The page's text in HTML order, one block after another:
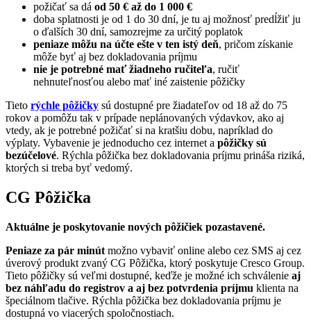
požičať sa dá od 50 € až do 1 000 €
doba splatnosti je od 1 do 30 dní, je tu aj možnosť predĺžiť ju
o ďalších 30 dní, samozrejme za určitý poplatok
peniaze môžu na účte ešte v ten istý deň, pričom získanie
môže byť aj bez dokladovania príjmu
nie je potrebné mať žiadneho ručiteľa, ručiť
nehnuteľnosťou alebo mať iné zaistenie pôžičky
Tieto rýchle pôžičky sú dostupné pre žiadateľov od 18 až do 75
rokov a pomôžu tak v prípade neplánovaných výdavkov, ako aj
vtedy, ak je potrebné požičať si na kratšiu dobu, napríklad do
výplaty. Vybavenie je jednoducho cez internet a pôžičky sú
bezúčelové. Rýchla pôžička bez dokladovania príjmu prináša riziká,
ktorých si treba byť vedomý.
CG Pôžička
Aktuálne je poskytovanie nových pôžičiek pozastavené.
Peniaze za pár minút možno vybaviť online alebo cez SMS aj cez
úverový produkt zvaný CG Pôžička, ktorý poskytuje Cresco Group.
Tieto pôžičky sú veľmi dostupné, keďže je možné ich schválenie aj
bez náhľadu do registrov a aj bez potvrdenia príjmu klienta na
špeciálnom tlačive. Rýchla pôžička bez dokladovania príjmu je
dostupná vo viacerých spoločnostiach.